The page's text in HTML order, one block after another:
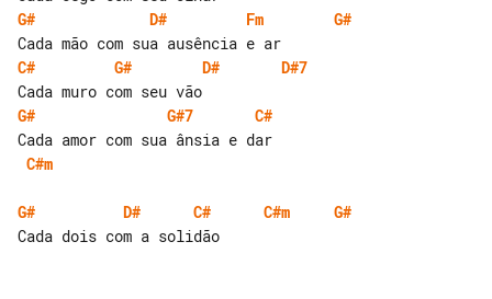
G#
D# Fm
G#
C#
G# D#
D#7
G#
G#7
C#
C#m
G# D# C# C#m
G#